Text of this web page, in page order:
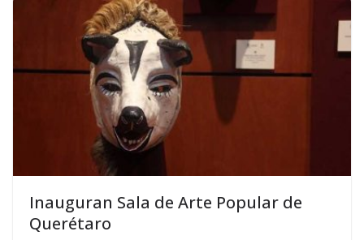
Inauguran Sala de Arte Popular de
Querétaro